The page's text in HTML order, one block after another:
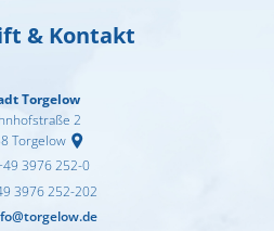
& Kontakt
Torgelow
2
Torgelow
3976 252-0
3976 252-202